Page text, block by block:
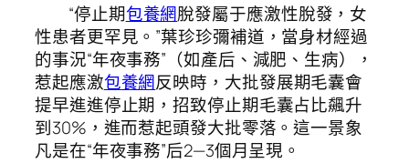
“停止期包養網脫發屬于應激性脫發，女
性患者更罕見。”葉珍珍彌補道，當身材經過
的事況“年夜事務”（如產后、減肥、生病），
惹起應激包養網反映時，大批發展期毛囊會
提早進進停止期，招致停止期毛囊占比飆升
到30%，進而惹起頭發大批零落。這一景象
凡是在“年夜事務”后2—3個月呈現。